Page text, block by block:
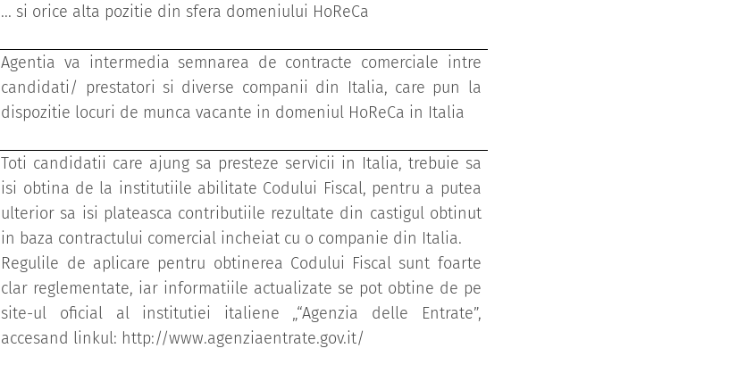
... si orice alta pozitie din sfera domeniului HoReCa
Agentia va intermedia semnarea de contracte comerciale intre
candidati/ prestatori si diverse companii din Italia, care pun la
dispozitie locuri de munca vacante in domeniul HoReCa in Italia
Toti candidatii care ajung sa presteze servicii in Italia, trebuie sa
isi obtina de la institutiile abilitate Codului Fiscal, pentru a putea
ulterior sa isi plateasca contributiile rezultate din castigul obtinut
in baza contractului comercial incheiat cu o companie din Italia.
Regulile de aplicare pentru obtinerea Codului Fiscal sunt foarte
clar reglementate, iar informatiile actualizate se pot obtine de pe
site-ul oficial al institutiei italiene „“Agenzia delle Entrate”,
accesand linkul: http://www.agenziaentrate.gov.it/